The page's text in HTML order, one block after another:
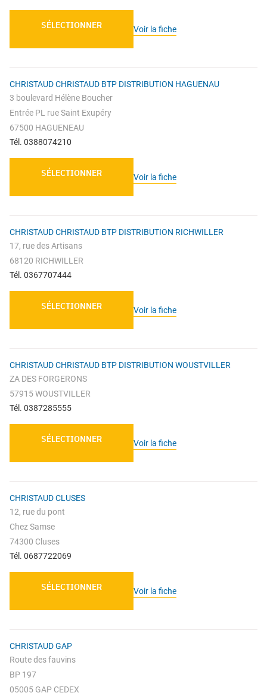
SÉLECTIONNER Voir la fiche
CHRISTAUD CHRISTAUD BTP DISTRIBUTION HAGUENAU
3 boulevard Hélène Boucher
Entrée PL rue Saint Exupéry
67500 HAGUENEAU
Tél. 0388074210
SÉLECTIONNER Voir la fiche
CHRISTAUD CHRISTAUD BTP DISTRIBUTION RICHWILLER
17, rue des Artisans
68120 RICHWILLER
Tél. 0367707444
SÉLECTIONNER Voir la fiche
CHRISTAUD CHRISTAUD BTP DISTRIBUTION WOUSTVILLER
ZA DES FORGERONS
57915 WOUSTVILLER
Tél. 0387285555
SÉLECTIONNER Voir la fiche
CHRISTAUD CLUSES
12, rue du pont
Chez Samse
74300 Cluses
Tél. 0687722069
SÉLECTIONNER Voir la fiche
CHRISTAUD GAP
Route des fauvins
BP 197
05005 GAP CEDEX